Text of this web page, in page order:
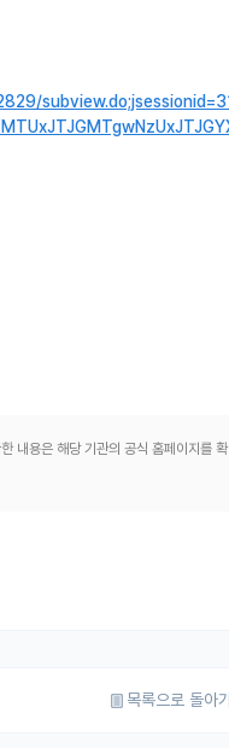
내용은 해당 기관의 공식 홈페이지를
목록으로 돌아